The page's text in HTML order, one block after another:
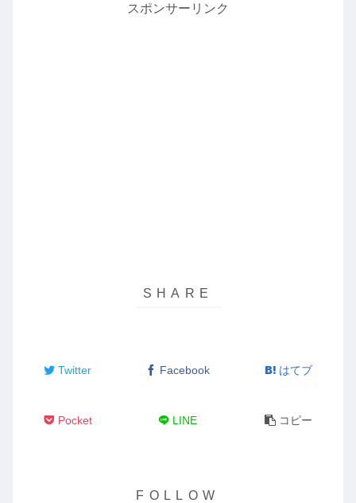
スポンサーリンク
Twitter Facebook はてブ
Pocket LINE コピー